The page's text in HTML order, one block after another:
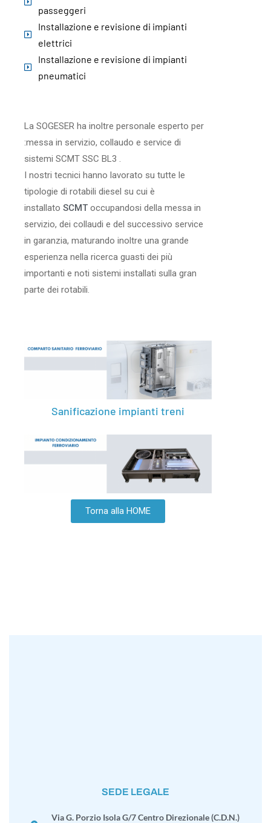
passeggeri
Installazione e revisione di impianti
elettrici
Installazione e revisione di impianti
pneumatici
La SOGESER ha inoltre personale esperto per
:messa in servizio, collaudo e service di
sistemi SCMT SSC BL3 .
I nostri tecnici hanno lavorato su tutte le
tipologie di rotabili diesel su cui è
installato SCMT occupandosi della messa in
servizio, dei collaudi e del successivo service
in garanzia, maturando inoltre una grande
esperienza nella ricerca guasti dei più
importanti e noti sistemi installati sulla gran
parte dei rotabili.
Sanificazione impianti treni
Torna alla HOME
SEDE LEGALE
Via G. Porzio Isola G/7 Centro Direzionale (C.D.N.)